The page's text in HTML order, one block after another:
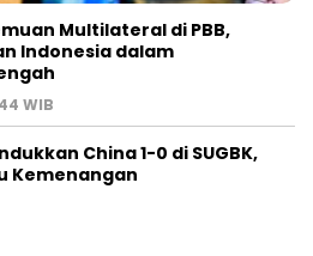
Multilateral di PBB,
Indonesia dalam
WIB
China 1-0 di SUGBK,
Kemenangan